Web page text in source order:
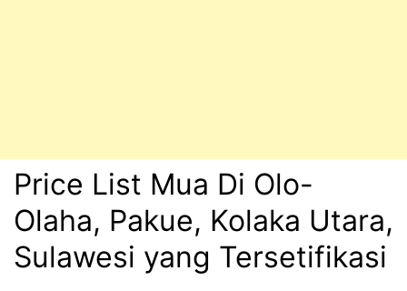
Price List Mua Di Olo-
Olaha, Pakue, Kolaka Utara,
Sulawesi yang Tersetifikasi